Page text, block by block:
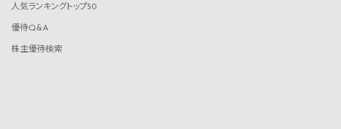
人気ランキングトップ50
優待Q&A
株主優待検索